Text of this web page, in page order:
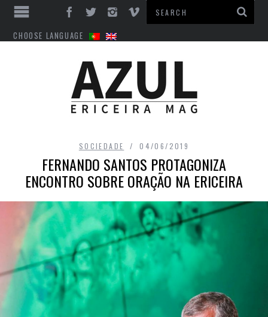
CHOOSE LANGUAGE
SOCIEDADE 04/06/2019
FERNANDO SANTOS PROTAGONIZA
ENCONTRO SOBRE ORAÇÃO NA ERICEIRA